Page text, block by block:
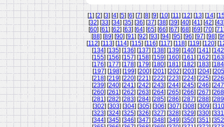
[1] [2] [3] [4] [5] [6] [7] [8] [9] [10] [11] [12] [13] [14] [
[32] [33] [34] [35] [36] [37] [38] [39] [40] [41] [42] [43
[60] [61] [62] [63] [64] [65] [66] [67] [68] [69] [70] [71
[88] [89] [90] [91] [92] [93] [94] [95] [96] [97] [98] [
[112] [113] [114] [115] [116] [117] [118] [119] [120] [
[134] [135] [136] [137] [138] [139] [140] [141] [142
[155] [156] [157] [158] [159] [160] [161] [162] [163
[176] [177] [178] [179] [180] [181] [182] [183] [184
[197] [198] [199] [200] [201] [202] [203] [204] [205
[218] [219] [220] [221] [222] [223] [224] [225] [226
[239] [240] [241] [242] [243] [244] [245] [246] [247
[260] [261] [262] [263] [264] [265] [266] [267] [268
[281] [282] [283] [284] [285] [286] [287] [288] [289
[302] [303] [304] [305] [306] [307] [308] [309] [310
[323] [324] [325] [326] [327] [328] [329] [330] [331
[344] [345] [346] [347] [348] [349] [350] [351] [352